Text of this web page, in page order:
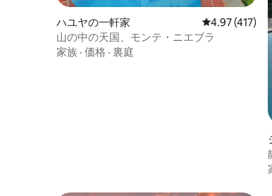
ハユヤの一軒家 レビュー417
4.97 (417)
山の中の天国、モンテ・ニエブラ
家族 · 価格 · 裏庭